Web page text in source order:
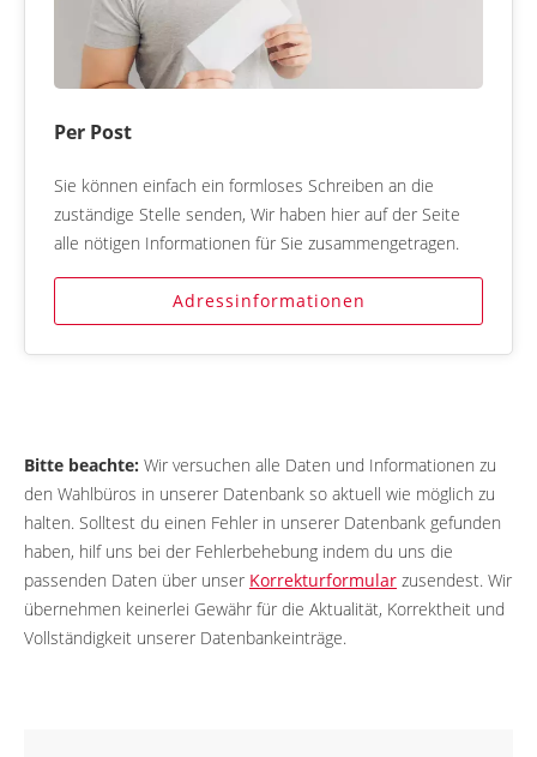
Per Post
Sie können einfach ein formloses Schreiben an die
zuständige Stelle senden, Wir haben hier auf der Seite
alle nötigen Informationen für Sie zusammengetragen.
Adressinformationen
Bitte beachte: Wir versuchen alle Daten und Informationen zu
den Wahlbüros in unserer Datenbank so aktuell wie möglich zu
halten. Solltest du einen Fehler in unserer Datenbank gefunden
haben, hilf uns bei der Fehlerbehebung indem du uns die
passenden Daten über unser Korrekturformular zusendest. Wir
übernehmen keinerlei Gewähr für die Aktualität, Korrektheit und
Vollständigkeit unserer Datenbankeinträge.